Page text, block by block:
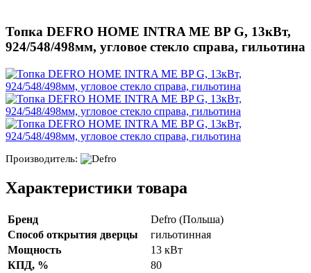
Топка DEFRO HOME INTRA ME BP G, 13кВт,
924/548/498мм, угловое стекло справа, гильотина
Производитель:
Характеристики товара
Бренд
Defro (Польша)
Способ открытия дверцы
гильотинная
Мощность
13 кВт
КПД, %
80